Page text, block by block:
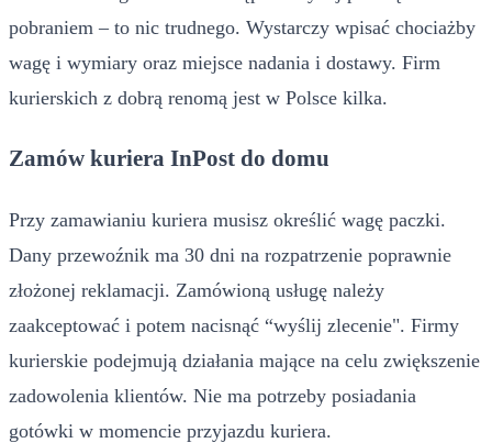
pobraniem – to nic trudnego. Wystarczy wpisać chociażby
wagę i wymiary oraz miejsce nadania i dostawy. Firm
kurierskich z dobrą renomą jest w Polsce kilka.
Zamów kuriera InPost do domu
Przy zamawianiu kuriera musisz określić wagę paczki.
Dany przewoźnik ma 30 dni na rozpatrzenie poprawnie
złożonej reklamacji. Zamówioną usługę należy
zaakceptować i potem nacisnąć “wyślij zlecenie". Firmy
kurierskie podejmują działania mające na celu zwiększenie
zadowolenia klientów. Nie ma potrzeby posiadania
gotówki w momencie przyjazdu kuriera.